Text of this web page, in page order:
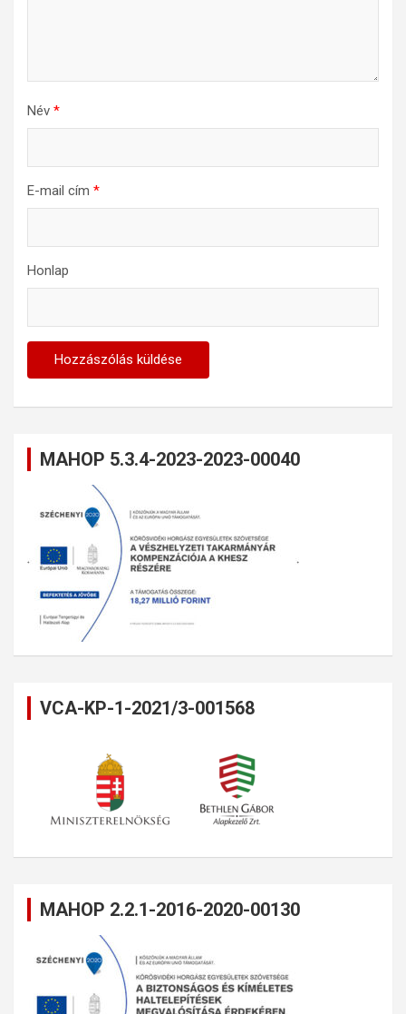
Név *
E-mail cím *
Honlap
MAHOP 5.3.4-2023-2023-00040
VCA-KP-1-2021/3-001568
MAHOP 2.2.1-2016-2020-00130